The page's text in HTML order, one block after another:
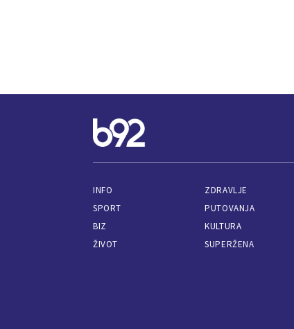
INFO
SPORT
BIZ
ŽIVOT
ZDRAVLJE
PUTOVANJA
KULTURA
SUPERŽENA